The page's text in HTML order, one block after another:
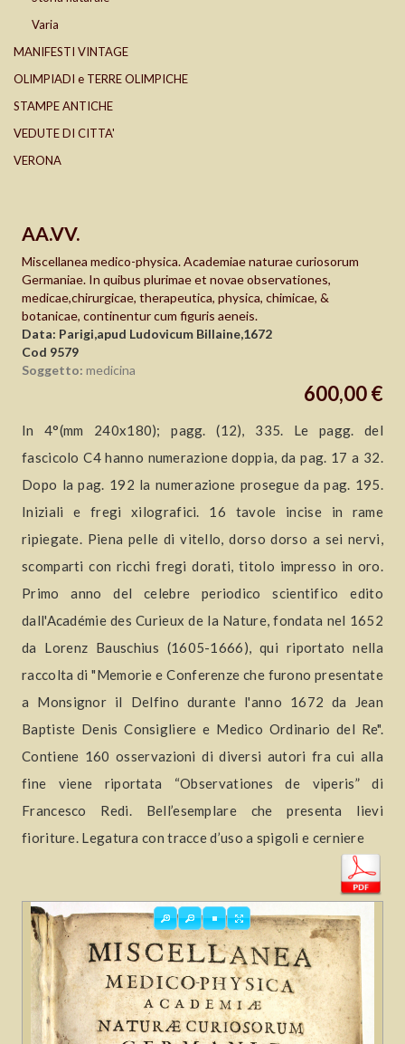
Varia
MANIFESTI VINTAGE
OLIMPIADI e TERRE OLIMPICHE
STAMPE ANTICHE
VEDUTE DI CITTA'
VERONA
AA.VV.
Miscellanea medico-physica. Academiae naturae curiosorum
Germaniae. In quibus plurimae et novae observationes,
medicae,chirurgicae, therapeutica, physica, chimicae, &
botanicae, continentur cum figuris aeneis.
Data: Parigi,apud Ludovicum Billaine,1672
Cod 9579
Soggetto: medicina
600,00 €
In 4°(mm 240x180); pagg. (12), 335. Le pagg. del
fascicolo C4 hanno numerazione doppia, da pag. 17 a 32.
Dopo la pag. 192 la numerazione prosegue da pag. 195.
Iniziali e fregi xilografici. 16 tavole incise in rame
ripiegate. Piena pelle di vitello, dorso dorso a sei nervi,
scomparti con ricchi fregi dorati, titolo impresso in oro.
Primo anno del celebre periodico scientifico edito
dall'Académie des Curieux de la Nature, fondata nel 1652
da Lorenz Bauschius (1605-1666), qui riportato nella
raccolta di "Memorie e Conferenze che furono presentate
a Monsignor il Delfino durante l'anno 1672 da Jean
Baptiste Denis Consigliere e Medico Ordinario del Re".
Contiene 160 osservazioni di diversi autori fra cui alla
fine viene riportata “Observationes de viperis” di
Francesco Redi. Bell’esemplare che presenta lievi
fioriture. Legatura con tracce d’uso a spigoli e cerniere